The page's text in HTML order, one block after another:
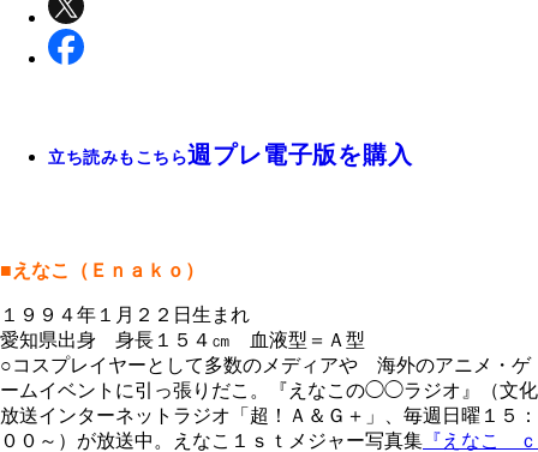
立ち読みもこちら週プレ電子版を購入
■えなこ（Ｅｎａｋｏ）
１９９４年１月２２日生まれ
愛知県出身 身長１５４㎝ 血液型＝Ａ型
○コスプレイヤーとして多数のメディアや 海外のアニメ・ゲ
ームイベントに引っ張りだこ。『えなこの◯◯ラジオ』（文化
放送インターネットラジオ「超！Ａ＆Ｇ＋」、毎週日曜１５：
００～）が放送中。えなこ１ｓｔメジャー写真集 『えなこ ｃ